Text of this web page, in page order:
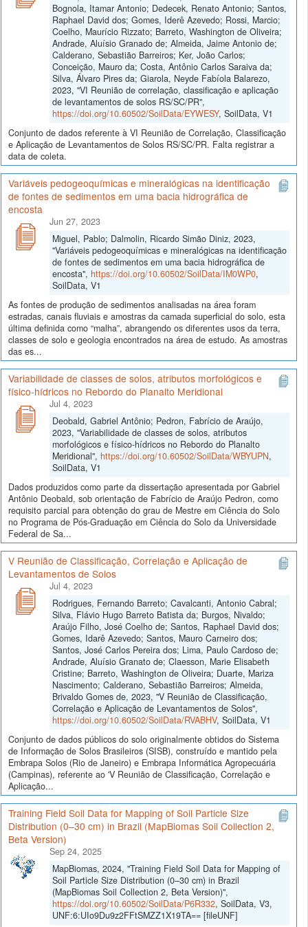
Bognola, Itamar Antonio; Dedecek, Renato Antonio; Santos,
Raphael David dos; Gomes, Iderê Azevedo; Rossi, Marcio;
Coelho, Maurício Rizzato; Barreto, Washington de Oliveira;
Andrade, Aluísio Granado de; Almeida, Jaime Antonio de;
Calderano, Sebastião Barreiros; Ker, João Carlos;
Conceição, Mauro da; Costa, Antônio Carlos Saraiva da;
Silva, Álvaro Pires da; Giarola, Neyde Fabíola Balarezo,
2023, "VI Reunião de correlação, classificação e aplicação
de levantamentos de solos RS/SC/PR",
https://doi.org/10.60502/SoilData/EYWESY, SoilData, V1
Conjunto de dados referente à VI Reunião de Correlação, Classificação
e Aplicação de Levantamentos de Solos RS/SC/PR. Falta registrar a
data de coleta.
Variáveis pedogeoquímicas e mineralógicas na identificação
de fontes de sedimentos em uma bacia hidrográfica de
encosta
Jun 27, 2023
Miguel, Pablo; Dalmolin, Ricardo Simão Diniz, 2023,
"Variáveis pedogeoquímicas e mineralógicas na identificação
de fontes de sedimentos em uma bacia hidrográfica de
encosta", https://doi.org/10.60502/SoilData/IM0WP0,
SoilData, V1
As fontes de produção de sedimentos analisadas na área foram
estradas, canais fluviais e amostras da camada superficial do solo, esta
última definida como “malha”, abrangendo os diferentes usos da terra,
classes de solo e geologia encontrados na área de estudo. As amostras
das es...
Variabilidade de classes de solos, atributos morfológicos e
físico-hídricos no Rebordo do Planalto Meridional
Jul 4, 2023
Deobald, Gabriel Antônio; Pedron, Fabrício de Araújo,
2023, "Variabilidade de classes de solos, atributos
morfológicos e físico-hídricos no Rebordo do Planalto
Meridional", https://doi.org/10.60502/SoilData/WBYUPN,
SoilData, V1
Dados produzidos como parte da dissertação apresentada por Gabriel
Antônio Deobald, sob orientação de Fabrício de Araújo Pedron, como
requisito parcial para obtenção do grau de Mestre em Ciência do Solo
no Programa de Pós-Graduação em Ciência do Solo da Universidade
Federal de Sa...
V Reunião de Classificação, Correlação e Aplicação de
Levantamentos de Solos
Jul 4, 2023
Rodrigues, Fernando Barreto; Cavalcanti, Antonio Cabral;
Silva, Flávio Hugo Barreto Batista da; Burgos, Nivaldo;
Araújo Filho, José Coelho de; Santos, Raphael David dos;
Gomes, Idarê Azevedo; Santos, Mauro Carneiro dos;
Santos, José Carlos Pereira dos; Lima, Paulo Cardoso de;
Andrade, Aluísio Granato de; Claesson, Marie Elisabeth
Cristine; Barreto, Washington de Oliveira; Duarte, Mariza
Nascimento; Calderano, Sebastião Barreiros; Almeida,
Brivaldo Gomes de, 2023, "V Reunião de Classificação,
Correlação e Aplicação de Levantamentos de Solos",
https://doi.org/10.60502/SoilData/RVABHV, SoilData, V1
Conjunto de dados públicos do solo originalmente obtidos do Sistema
de Informação de Solos Brasileiros (SISB), construído e mantido pela
Embrapa Solos (Rio de Janeiro) e Embrapa Informática Agropecuária
(Campinas), referente ao 'V Reunião de Classificação, Correlação e
Aplicação...
Training Field Soil Data for Mapping of Soil Particle Size
Distribution (0–30 cm) in Brazil (MapBiomas Soil Collection 2,
Beta Version)
Sep 24, 2025
MapBiomas, 2024, "Training Field Soil Data for Mapping of
Soil Particle Size Distribution (0–30 cm) in Brazil
(MapBiomas Soil Collection 2, Beta Version)",
https://doi.org/10.60502/SoilData/P6R332, SoilData, V3,
UNF:6:UIo9Du9z2FFtSMZZ1X19TA== [fileUNF]